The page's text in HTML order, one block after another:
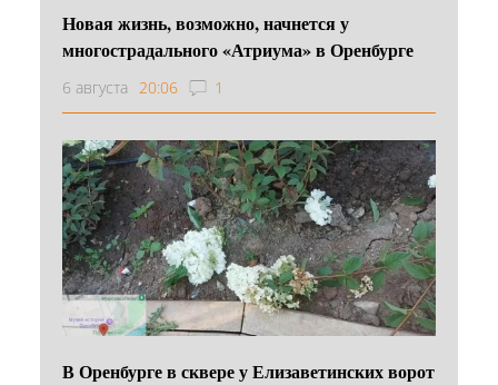
Новая жизнь, возможно, начнется у
многострадального «Атриума» в Оренбурге
6 августа 20:06 1
В Оренбурге в сквере у Елизаветинских ворот